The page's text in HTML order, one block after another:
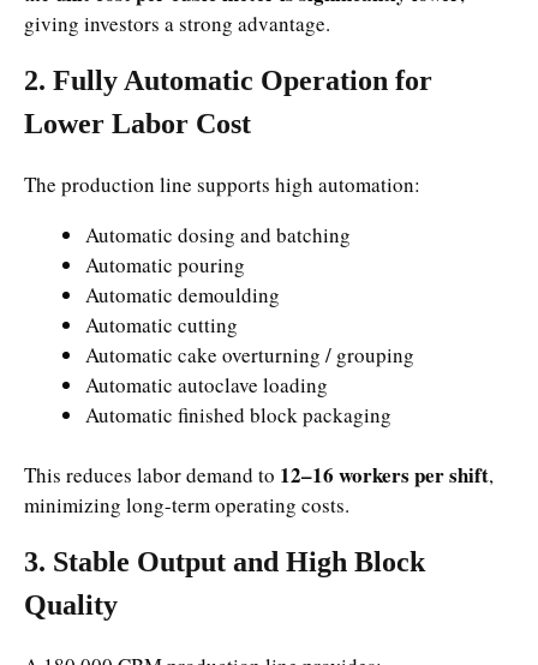
giving investors a strong advantage.
2. Fully Automatic Operation for
Lower Labor Cost
The production line supports high automation:
Automatic dosing and batching
Automatic pouring
Automatic demoulding
Automatic cutting
Automatic cake overturning / grouping
Automatic autoclave loading
Automatic finished block packaging
This reduces labor demand to 12–16 workers per shift,
minimizing long-term operating costs.
3. Stable Output and High Block
Quality